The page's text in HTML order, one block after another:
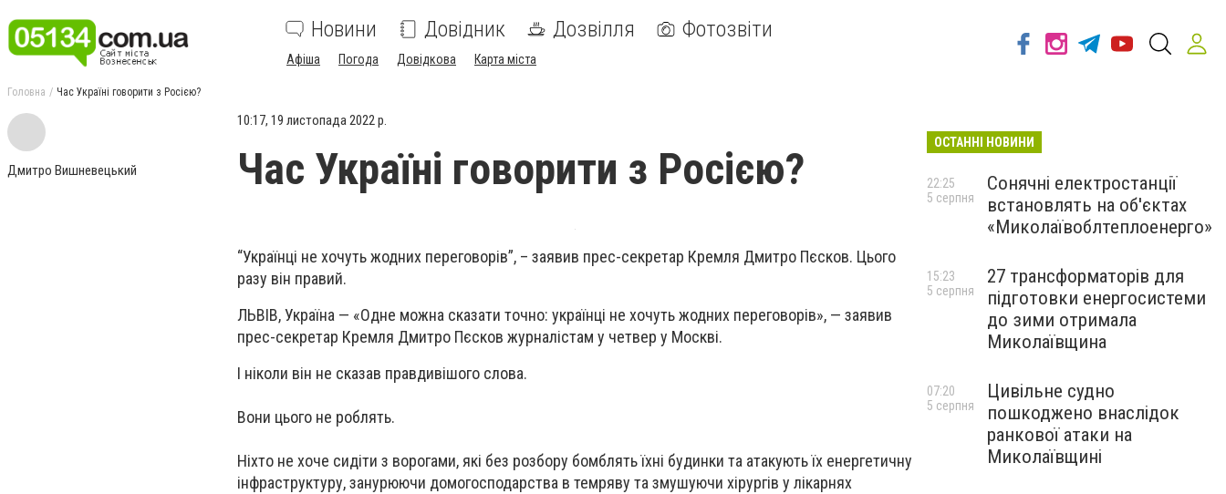
Новини Довідник Дозвілля Фотозвіти
Афіша Погода Довідкова Карта міста
Головна Час Україні говорити з Росією?
Дмитро Вишневецький
10:17, 19 листопада 2022 р.
Час Україні говорити з Росією?
“Українці не хочуть жодних переговорів”, – заявив прес-секретар Кремля Дмитро Пєсков. Цього
разу він правий.
ЛЬВІВ, Україна — «Одне можна сказати точно: українці не хочуть жодних переговорів», — заявив
прес-секретар Кремля Дмитро Пєсков журналістам у четвер у Москві.
І ніколи він не сказав правдивішого слова.
Вони цього не роблять.
Ніхто не хоче сидіти з ворогами, які без розбору бомблять їхні будинки та атакують їх енергетичну
інфраструктуру, занурюючи домогосподарства в темряву та змушуючи хірургів у лікарнях
ОСТАННІ НОВИНИ
Сонячні електростанції
встановлять на об'єктах
«Миколаївоблтеплоенерго»
22:25
5 серпня
27 трансформаторів для
підготовки енергосистеми
до зими отримала
Миколаївщина
15:23
5 серпня
Цивільне судно
пошкоджено внаслідок
ранкової атаки на
Миколаївщині
07:20
5 серпня